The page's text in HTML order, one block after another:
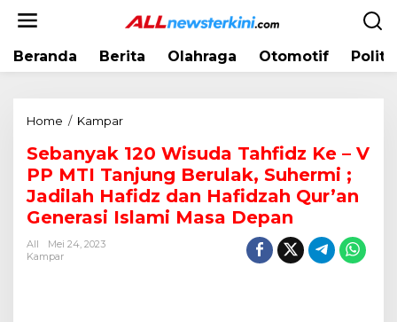
Beranda Berita Olahraga Otomotif
Home / Kampar
a
n
a
Sebanyak 120 Wisuda Tahfidz Ke – V
PP MTI Tanjung Berulak, Suhermi ;
Jadilah Hafidz dan Hafidzah Qur’an
Generasi Islami Masa Depan
All
Mei 24, 2023
Kampar